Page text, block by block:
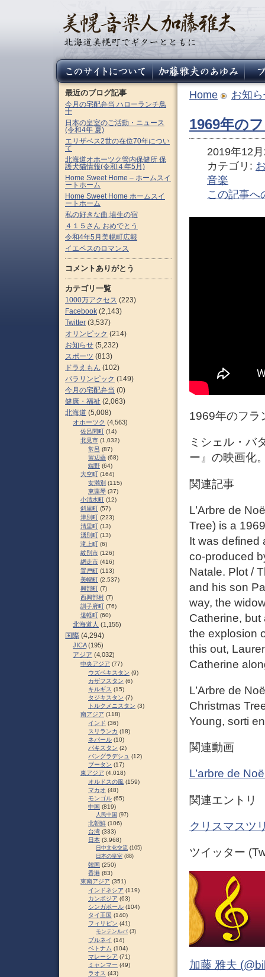
Home お知
1969年の
2019年12
カテゴリ:
音楽
この記事へ
1969年のフラ
ミシェル・バ
ー』の映画化
関連記事
L’Arbre de
Tree) is a
It was defined
co-produced
Natale. Plot /
and his son
way, the
Catherine,
the explosion
this out,
Catherine
L’Arbre de
Christmas
Young, sorti
関連動画
L’arbre de
関連エントリ
クリスマスツ
ツイッター
加藤 雅夫
最近のブログ記事
今月の宅配弁当 ハローランチ鳥
十
日本の皇室のご活動・ニュース
(令和4年 夏)
エリザベス2世の在位70年につい
て
北海道オホーツク管内保健所 保
護犬猫情報(令和４年5月)
Home Sweet Home – ホームスイ
ートホーム
Home Sweet Home ホームスイ
ートホーム
私の好きな曲 埴生の宿
４１５さん おめでとう
令和4年5月美幌町広報
イエペスのロマンス
コメントありがとう
カテゴリ一覧
1000万アクセス (223)
Facebook (2,143)
Twitter (3,537)
オリンピック (214)
お知らせ (5,232)
スポーツ (813)
ドラえもん (102)
パラリンピック (149)
今月の宅配弁当 (0)
健康・福祉 (2,063)
北海道 (5,008)
オホーツク (4,563)
佐呂間町 (14)
北見市 (1,032)
常呂 (87)
留辺蘂 (68)
端野 (64)
大空町 (164)
女満別 (115)
東藻琴 (37)
小清水町 (12)
斜里町 (57)
津別町 (223)
清里町 (13)
湧別町 (13)
滝上町 (6)
紋別市 (126)
網走市 (416)
置戸町 (113)
美幌町 (2,537)
興部町 (7)
西興部村 (7)
訓子府町 (76)
遠軽町 (60)
北海道人 (1,155)
国際 (4,294)
JICA(195)
アジア (4,032)
中央アジア (77)
ウズベキスタン (9)
カザフスタン (6)
キルギス (15)
タジキスタン (7)
トルクメニスタン (3)
南アジア (118)
インド (36)
スリランカ (18)
ネパール (10)
パキスタン (2)
バングラデシュ (12)
ブータン (17)
東アジア (4,018)
オルドスの風 (159)
マカオ (48)
モンゴル (65)
中国 (819)
人民中国 (97)
北朝鮮 (106)
台湾 (333)
日本 (3,968)
日中文化交流 (105)
日本の皇室 (88)
韓国 (250)
香港 (83)
東南アジア (351)
インドネシア (119)
カンボジア (63)
シンガポール (104)
タイ王国 (140)
フィリピン (41)
モンテンルパ (3)
ブルネイ (14)
ベトナム (104)
マレーシア (71)
ミャンマー (49)
ラオス (43)